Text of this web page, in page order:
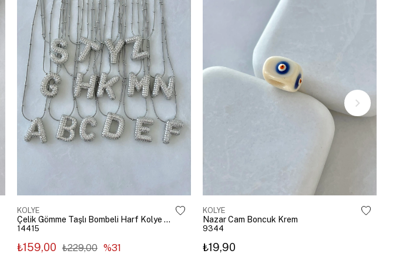
KOLYE
Çelik Gömme Taşlı Bombeli Harf Kolye Gümüş
14415
₺159,00 ₺229,00 %31
KOLYE
Nazar Cam Boncuk Krem
9344
₺19,90